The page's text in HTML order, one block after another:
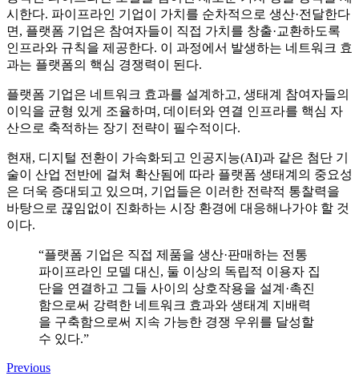
시한다. 파이프라인 기업이 가치를 순차적으로 생산·전달한다
면, 플랫폼 기업은 참여자들이 직접 가치를 창출·교환하도록
인프라와 규칙을 제공한다. 이 과정에서 발생하는 네트워크 효
과는 플랫폼의 핵심 경쟁력이 된다.
플랫폼 기업은 네트워크 효과를 설계하고, 생태계 참여자들의
이익을 균형 있게 조율하며, 데이터와 연결 인프라를 핵심 자
산으로 축적하는 장기 전략이 필수적이다.
현재, 디지털 전환이 가속화되고 인공지능(AI)과 같은 첨단 기
술이 산업 전반에 걸쳐 확산됨에 따라 플랫폼 생태계의 중요성
은 더욱 증대되고 있으며, 기업들은 이러한 전략적 통찰력을
바탕으로 끊임없이 진화하는 시장 환경에 대응해나가야 할 것
이다.
“플랫폼 기업은 직접 제품을 생산·판매하는 전통
파이프라인 모델 대신, 둘 이상의 독립적 이용자 집
단을 연결하고 그들 사이의 상호작용을 설계·촉진
함으로써 강력한 네트워크 효과와 생태계 지배력
을 구축함으로써 지속 가능한 경쟁 우위를 달성할
수 있다.”
글
Previous